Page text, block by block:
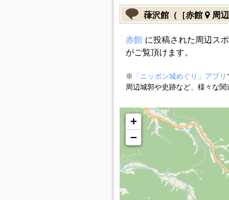
葎沢館（［赤館 周辺
赤館に投稿された周辺ス
がご覧頂けます。
※ 「ニッポン城めぐり」アプリ
周辺城郭や史跡など、様々な関
+
−